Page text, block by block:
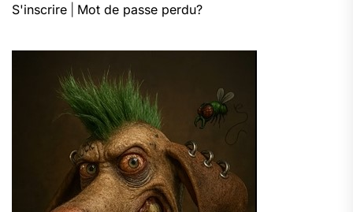
S'inscrire Mot de passe perdu?